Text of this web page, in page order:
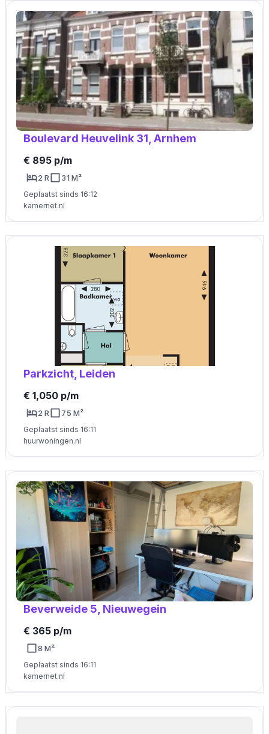
Boulevard Heuvelink 31, Arnhem
€ 895 p/m
2 R 31 M²
Geplaatst sinds 16:12
kamernet.nl
Parkzicht, Leiden
€ 1,050 p/m
2 R 75 M²
Geplaatst sinds 16:11
huurwoningen.nl
Beverweide 5, Nieuwegein
€ 365 p/m
8 M²
Geplaatst sinds 16:11
kamernet.nl